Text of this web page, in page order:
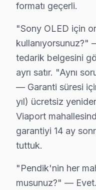
· Müşteri
· Tüm işlemler 2
Bu sayfayla ilgili hizmet
↑ Sony Servis Ana
↑ Pendik TV Servis
Pendik Yakın
· Ataşehir Sony
· Beykoz Sony
formatı geçerli.
"Sony OLED için
kullanıyorsunuz?"
tedarik belgesini
ayrı satır. "Aynı
— Garanti süresi
yıl) ücretsiz
Viaport
garantiyi 14 ay
tuttuk.
"Pendik'nin her
musunuz?" —